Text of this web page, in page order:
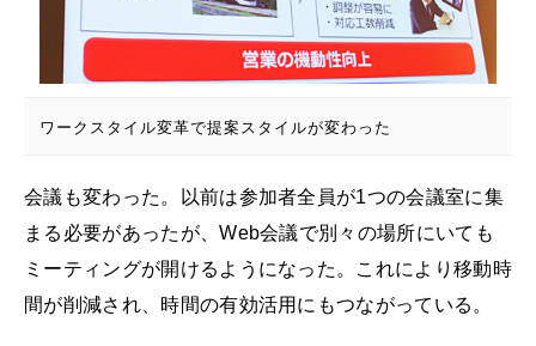
ワークスタイル変革で提案スタイルが変わった
会議も変わった。以前は参加者全員が1つの会議室に集
まる必要があったが、Web会議で別々の場所にいても
ミーティングが開けるようになった。これにより移動時
間が削減され、時間の有効活用にもつながっている。